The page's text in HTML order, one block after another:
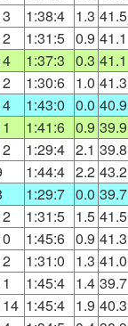
1:38:4 1.3 41.5
1:31:5 0.9 41.1
1:37:3 0.3 41.1
1:30:6 1.0 41.3
1:43:0 0.0 40.9
1:41:6 0.9 39.9
1:29:4 2.1 39.8
1:44:4 2.2 43.2
1:29:7 0.0 39.7
1:31:5 1.5 41.5
1:45:6 0.9 41.3
1:31:0 1.3 41.0
1:45:4 1.4 39.7
1:45:4 1.9 40.3